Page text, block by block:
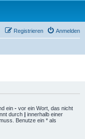
Anmelden
Registrieren
ein - vor ein Wort, das nicht
durch | innerhalb einer
Benutze ein * als